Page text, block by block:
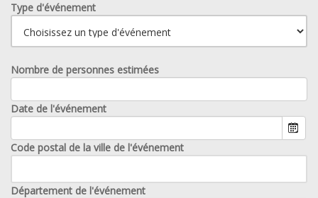
Type d'événement
Nombre de personnes estimées
Date de l'événement
Code postal de la ville de l'événement
Département de l'événement